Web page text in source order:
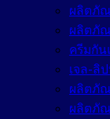
ผลิตภั
ผลิตภั
ครีมกั
เจล-ลิ
ผลิตภั
ผลิตภั